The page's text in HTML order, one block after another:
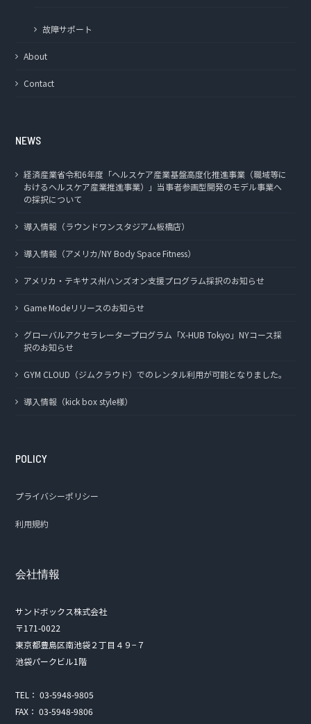
故障サポート
About
Contact
NEWS
経済産業省令和6年度「ヘルスケア産業基盤高度化推進事業（職域等に
おけるヘルスケア産業推進事業）」当事者参画型開発のモデル事業へ
の採択について
導入情報（ラウンドワンスタジアム板橋店）
導入情報（アメリカ/NY Body Space Fitness）
アメリカ・テキサス州ハンズオン支援プログラム採択のお知らせ
Game Modeリリースのお知らせ
グローバルアクセラレータープログラム「X-HUB Tokyo」NYコース採
択のお知らせ
GYM CLOUD（ジムクラウド）でのレンタル利用が可能となりました。
導入情報（kick box style様）
POLICY
プライバシーポリシー
利用規約
会社情報
サンドボックス株式会社
〒171-0022
東京都豊島区南池袋２丁目４９−７
池袋パークビル1階
TEL： 03-5948-9805
FAX： 03-5948-9806